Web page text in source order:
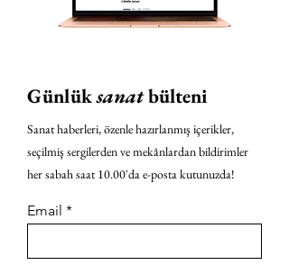
Günlüksanatbülteni
Sanat haberleri, özenle hazırlanmış içerikler,
seçilmiş sergilerden ve mekânlardan bildirimler
her sabah saat 10.00'da e-posta kutunuzda!
Email